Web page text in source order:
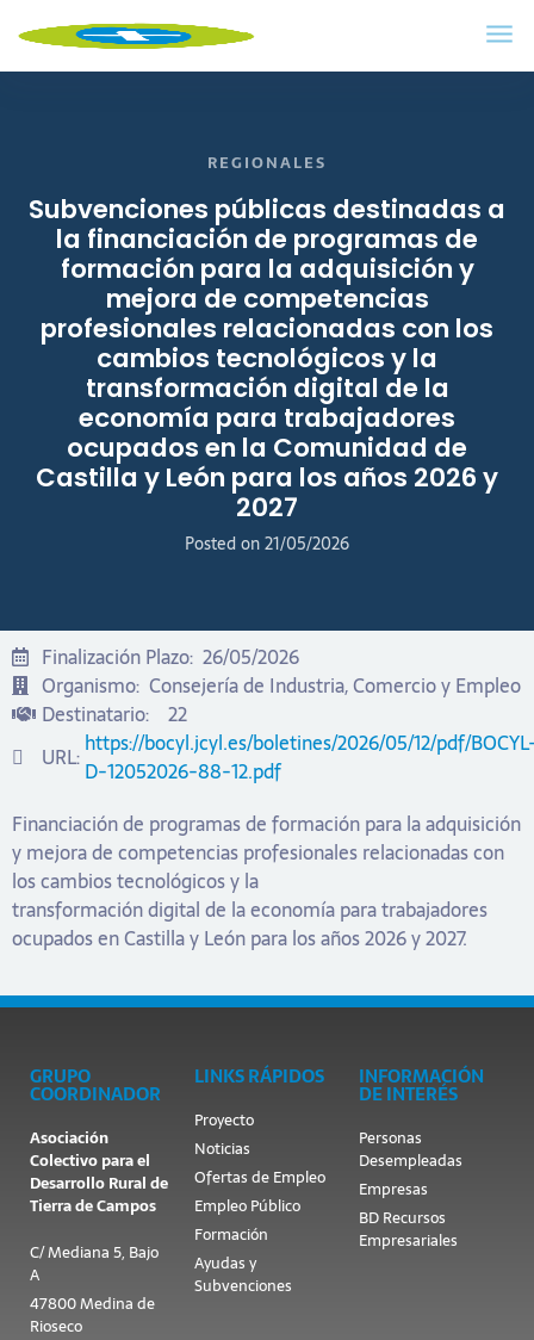
REGIONALES
Subvenciones públicas destinadas a
la financiación de programas de
formación para la adquisición y
mejora de competencias
profesionales relacionadas con los
cambios tecnológicos y la
transformación digital de la
economía para trabajadores
ocupados en la Comunidad de
Castilla y León para los años 2026 y
2027
Posted on21/05/2026
Finalización Plazo: 26/05/2026
Organismo: Consejería de Industria, Comercio y Empleo
Destinatario: 22
URL:https://bocyl.jcyl.es/boletines/2026/05/12/pdf/
D-12052026-88-12.pdf
Financiación de programas de formación para la adquisición
y mejora de competencias profesionales relacionadas con
los cambios tecnológicos y la
transformación digital de la economía para trabajadores
ocupados en Castilla y León para los años 2026 y 2027.
GRUPO
COORDINADOR
Asociación
Colectivo para el
Desarrollo Rural de
Tierra de Campos
C/ Mediana 5, Bajo
A
47800 Medina de
Rioseco
LINKS RÁPIDOS
Proyecto
Noticias
Ofertas de Empleo
Empleo Público
Formación
Ayudas y
Subvenciones
INFORMACIÓN
DE INTERÉS
Personas
Desempleadas
Empresas
BD Recursos
Empresariales